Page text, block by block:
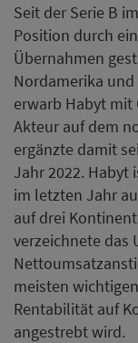
Seit der Serie B
Position durch
Übernahmen
Nordamerika
erwarb Habyt mit
Akteur auf dem
ergänzte damit
Jahr 2022. Habyt
im letzten Jahr
auf drei
verzeichnete das
meisten
Rentabilität auf
angestrebt wird.